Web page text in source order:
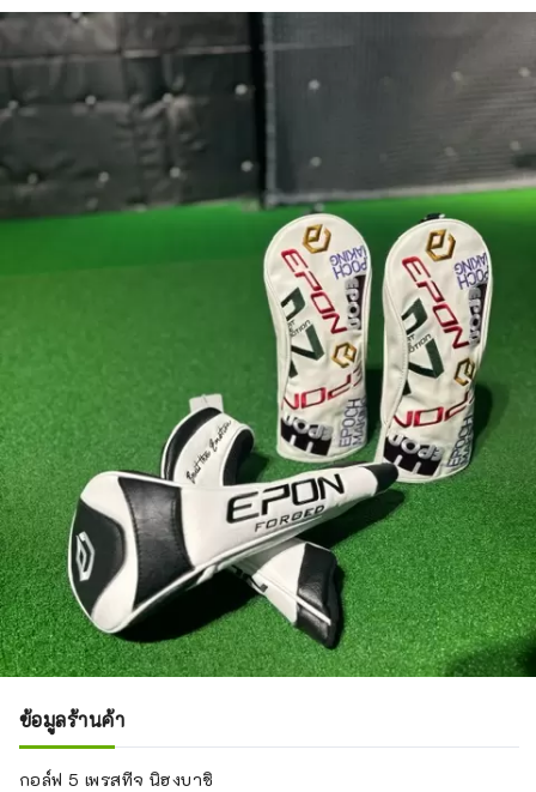
ข้อมูลร้านค้า
กอล์ฟ 5 เพรสทีจ นิฮงบาชิ